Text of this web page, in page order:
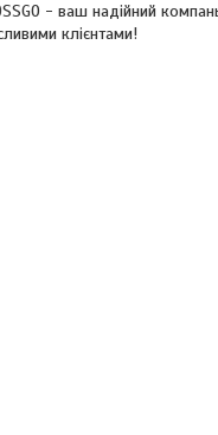
- ваш надійний
клієнтами!